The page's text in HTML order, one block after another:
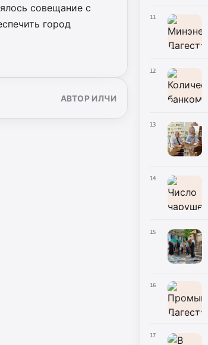
совещание с
город
АВТОР ИЛЧИ
11
12
13
14
15
16
17